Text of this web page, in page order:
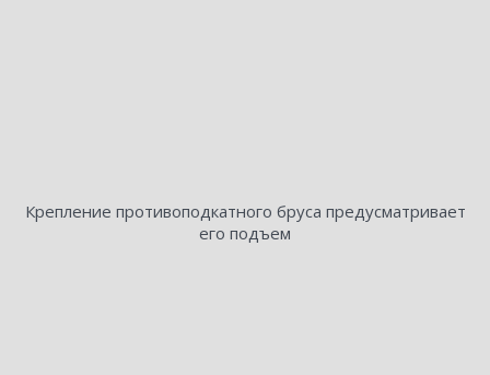
Крепление противоподкатного бруса предусматривает
его подъем